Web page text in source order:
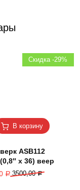
В корзину
Скидка -29%
ASB112
х 36) веер
3500,00Р
Р